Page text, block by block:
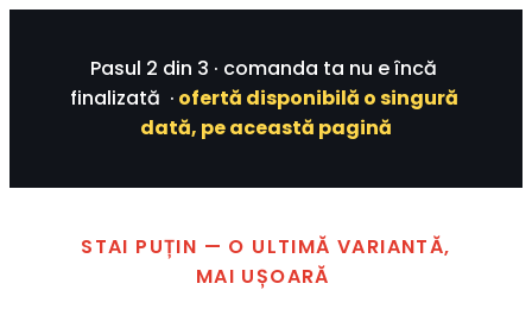
Pasul 2 din 3 · comanda ta nu e încă
finalizată  · ofertă disponibilă o singură
dată, pe această pagină
MAI UȘOARĂ